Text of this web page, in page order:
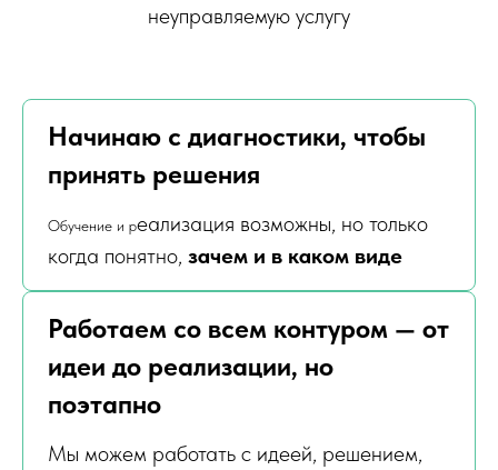
неуправляемую услугу
Начинаю с диагностики, чтобы
принять решения
Обучение и реализация возможны, но только
когда понятно, зачем и в каком виде
Работаем со всем контуром — от
идеи до реализации, но
поэтапно
Мы можем работать с идеей, решением,